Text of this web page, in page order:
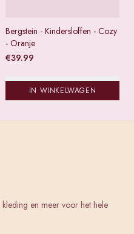
Bergstein - Kindersloffen - Cozy
- Oranje
€39.99
IN WINKELWAGEN
en meer voor het hele